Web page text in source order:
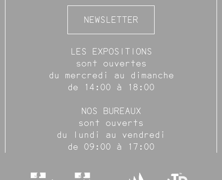
NEWSLETTER
LES EXPOSITIONS
sont ouvertes
du mercredi au dimanche
de 14:00 à 18:00
NOS BUREAUX
sont ouverts
du lundi au vendredi
de 09:00 à 17:00